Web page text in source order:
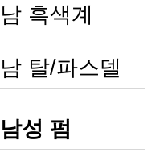
남 흑색계
남 탈/파스델
남성 펌